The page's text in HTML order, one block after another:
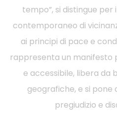
tempo”, si distingue
contemporaneo di
ai principi di pace e
rappresenta un manifesto
e accessibile, libera da
geografiche, e si
pregiudizio e